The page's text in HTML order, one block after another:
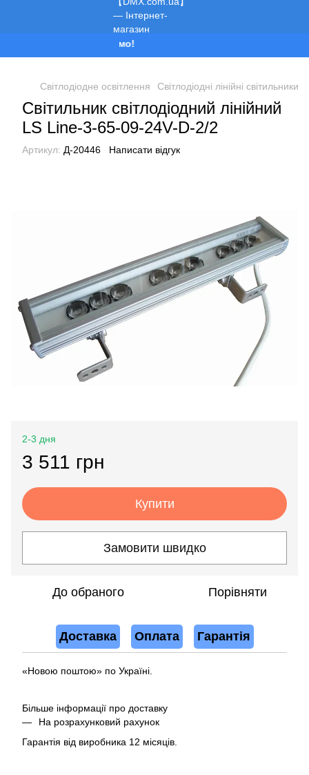
Ми працюємо!
Світлодіодне освітлення Світлодіодні лінійні світильники
Світильник світлодіодний лінійний
LS Line-3-65-09-24V-D-2/2
Артикул: Д-20446 Написати відгук
2-3 дня
3 511 грн
Купити
Замовити швидко
До обраного Порівняти
Доставка Оплата Гарантія
«Новою поштою» по Україні.
Більше інформації про доставку
На розрахунковий рахунок
Гарантія від виробника 12 місяців.